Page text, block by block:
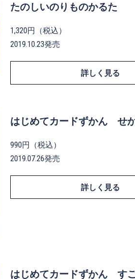
たのしいのりものかるた
1,320円（税込）
2019.10.23発売
詳しく見る
はじめてカードずかん せ
990円（税込）
2019.07.26発売
詳しく見る
はじめてカードずかん す